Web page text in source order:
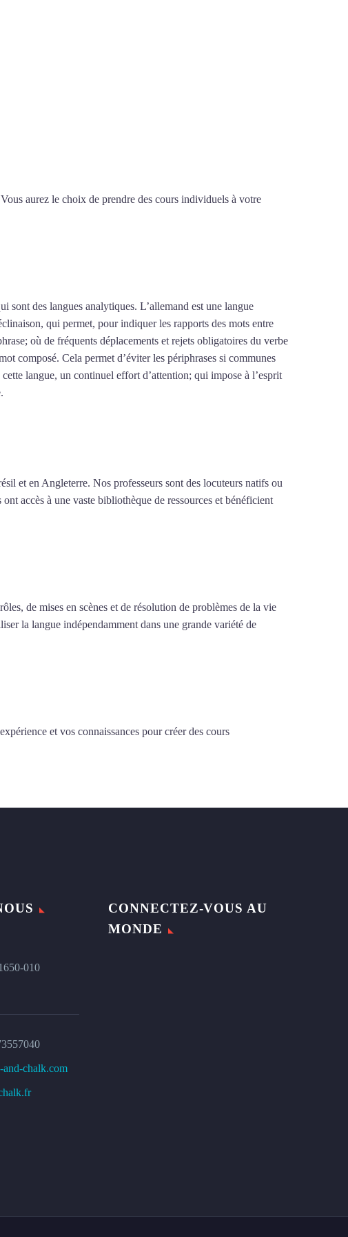
aurez le choix de prendre des cours individuels à votre
sont des langues analytiques. L’allemand est une langue
qui permet, pour indiquer les rapports des mots entre
où de fréquents déplacements et rejets obligatoires du verbe
composé. Cela permet d’éviter les périphrases si communes
langue, un continuel effort d’attention; qui impose à l’esprit
et en Angleterre. Nos professeurs sont des locuteurs natifs ou
ont accès à une vaste bibliothèque de ressources et bénéficient
de mises en scènes et de résolution de problèmes de la vie
la langue indépendamment dans une grande variété de
et vos connaissances pour créer des cours
010
and-chalk.com
CONNECTEZ-VOUS AU
MONDE